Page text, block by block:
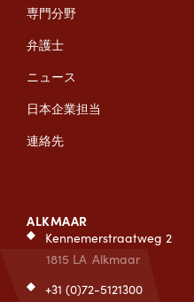
専門分野
弁護士
ニュース
日本企業担当
連絡先
ALKMAAR
Kennemerstraatweg 2
1815 LA Alkmaar
+31 (0)72-5121300